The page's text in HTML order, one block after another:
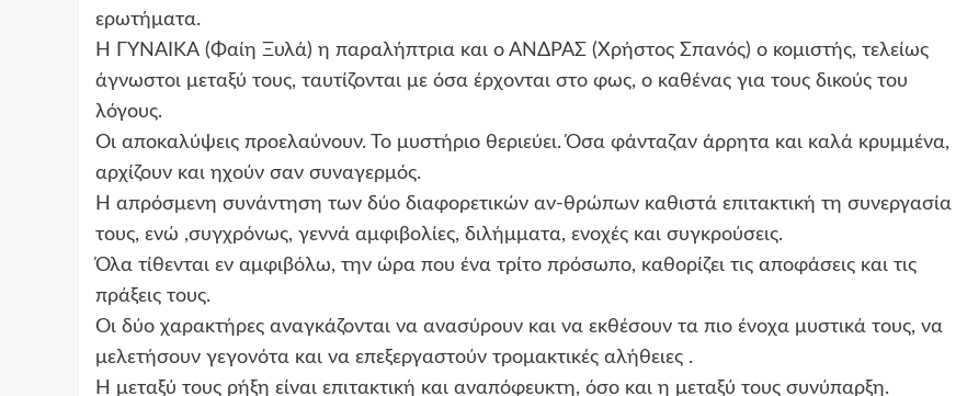
ερωτήματα.
Η ΓΥΝΑΙΚΑ (Φαίη Ξυλά) η παραλήπτρια και ο ΑΝΔΡΑΣ (Χρήστος Σπανός) ο κομιστής, τελείως
άγνωστοι μεταξύ τους, ταυτίζονται με όσα έρχονται στο φως, ο καθένας για τους δικούς του
λόγους.
Οι αποκαλύψεις προελαύνουν. Το μυστήριο θεριεύει. Όσα φάνταζαν άρρητα και καλά κρυμμένα,
αρχίζουν και ηχούν σαν συναγερμός.
Η απρόσμενη συνάντηση των δύο διαφορετικών αν-θρώπων καθιστά επιτακτική τη συνεργασία
τους, ενώ ,συγχρόνως, γεννά αμφιβολίες, διλήμματα, ενοχές και συγκρούσεις.
Όλα τίθενται εν αμφιβόλω, την ώρα που ένα τρίτο πρόσωπο, καθορίζει τις αποφάσεις και τις
πράξεις τους.
Οι δύο χαρακτήρες αναγκάζονται να ανασύρουν και να εκθέσουν τα πιο ένοχα μυστικά τους, να
μελετήσουν γεγονότα και να επεξεργαστούν τρομακτικές αλήθειες .
Η μεταξύ τους ρήξη είναι επιτακτική και αναπόφευκτη, όσο και η μεταξύ τους συνύπαρξη.